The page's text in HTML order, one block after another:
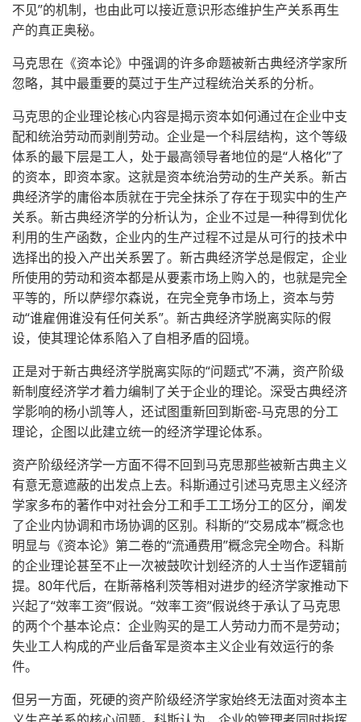
不见”的机制，也由此可以接近意识形态维护生产关系再生
产的真正奥秘。
马克思在《资本论》中强调的许多命题被新古典经济学家所
忽略，其中最重要的莫过于生产过程统治关系的分析。
马克思的企业理论核心内容是揭示资本如何通过在企业中支
配和统治劳动而剥削劳动。企业是一个科层结构，这个等级
体系的最下层是工人，处于最高领导者地位的是“人格化”了
的资本，即资本家。这就是资本统治劳动的生产关系。新古
典经济学的庸俗本质就在于完全抹杀了存在于现实中的生产
关系。新古典经济学的分析认为，企业不过是一种得到优化
利用的生产函数，企业内的生产过程不过是从可行的技术中
选择出的投入产出关系罢了。新古典经济学总是假定，企业
所使用的劳动和资本都是从要素市场上购入的，也就是完全
平等的，所以萨缪尔森说，在完全竞争市场上，资本与劳
动“谁雇佣谁没有任何关系”。新古典经济学脱离实际的假
设，使其理论体系陷入了自相矛盾的囧境。
正是对于新古典经济学脱离实际的“问题式”不满，资产阶级
新制度经济学才着力编制了关于企业的理论。深受古典经济
学影响的杨小凯等人，还试图重新回到斯密-马克思的分工
理论，企图以此建立统一的经济学理论体系。
资产阶级经济学一方面不得不回到马克思那些被新古典主义
有意无意遮蔽的出发点上去。科斯通过引述马克思主义经济
学家多布的著作中对社会分工和手工工场分工的区分，阐发
了企业内协调和市场协调的区别。科斯的“交易成本”概念也
明显与《资本论》第二卷的“流通费用”概念完全吻合。科斯
的企业理论甚至不止一次被鼓吹计划经济的人士当作逻辑前
提。80年代后，在斯蒂格利茨等相对进步的经济学家推动下
兴起了“效率工资”假说。“效率工资”假说终于承认了马克思
的两个个基本论点：企业购买的是工人劳动力而不是劳动；
失业工人构成的产业后备军是资本主义企业有效运行的条
件。
但另一方面，死硬的资产阶级经济学家始终无法面对资本主